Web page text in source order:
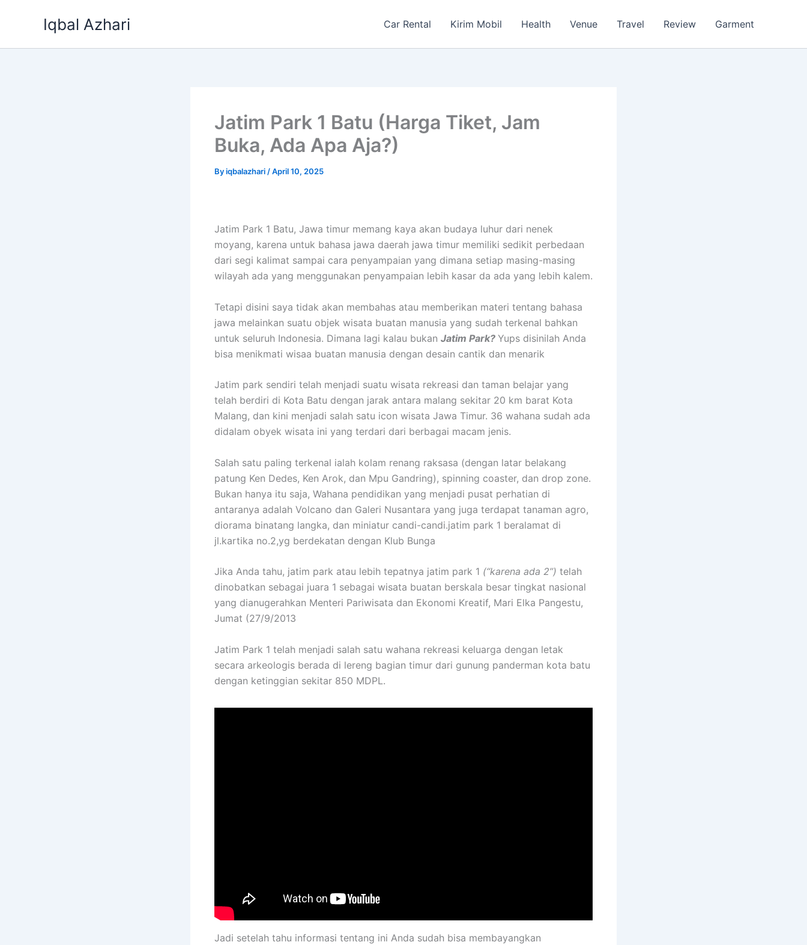
Iqbal Azhari Car Rental Kirim Mobil Health Venue Travel Review Garment
Jatim Park 1 Batu (Harga Tiket, Jam
Buka, Ada Apa Aja?)
Byiqbalazhari /April 10, 2025
Jatim Park 1 Batu, Jawa timur memang kaya akan budaya luhur dari nenek
moyang, karena untuk bahasa jawa daerah jawa timur memiliki sedikit perbedaan
dari segi kalimat sampai cara penyampaian yang dimana setiap masing-masing
wilayah ada yang menggunakan penyampaian lebih kasar da ada yang lebih kalem.
Tetapi disini saya tidak akan membahas atau memberikan materi tentang bahasa
jawa melainkan suatu objek wisata buatan manusia yang sudah terkenal bahkan
untuk seluruh Indonesia. Dimana lagi kalau bukan Jatim Park? Yups disinilah Anda
bisa menikmati wisaa buatan manusia dengan desain cantik dan menarik
Jatim park sendiri telah menjadi suatu wisata rekreasi dan taman belajar yang
telah berdiri di Kota Batu dengan jarak antara malang sekitar 20 km barat Kota
Malang, dan kini menjadi salah satu icon wisata Jawa Timur. 36 wahana sudah ada
didalam obyek wisata ini yang terdari dari berbagai macam jenis.
Salah satu paling terkenal ialah kolam renang raksasa (dengan latar belakang
patung Ken Dedes, Ken Arok, dan Mpu Gandring), spinning coaster, dan drop zone.
Bukan hanya itu saja, Wahana pendidikan yang menjadi pusat perhatian di
antaranya adalah Volcano dan Galeri Nusantara yang juga terdapat tanaman agro,
diorama binatang langka, dan miniatur candi-candi.jatim park 1 beralamat di
jl.kartika no.2,yg berdekatan dengan Klub Bunga
Jika Anda tahu, jatim park atau lebih tepatnya jatim park 1 (“karena ada 2”) telah
dinobatkan sebagai juara 1 sebagai wisata buatan berskala besar tingkat nasional
yang dianugerahkan Menteri Pariwisata dan Ekonomi Kreatif, Mari Elka Pangestu,
Jumat (27/9/2013
Jatim Park 1 telah menjadi salah satu wahana rekreasi keluarga dengan letak
secara arkeologis berada di lereng bagian timur dari gunung panderman kota batu
dengan ketinggian sekitar 850 MDPL.
Jadi setelah tahu informasi tentang ini Anda sudah bisa membayangkan